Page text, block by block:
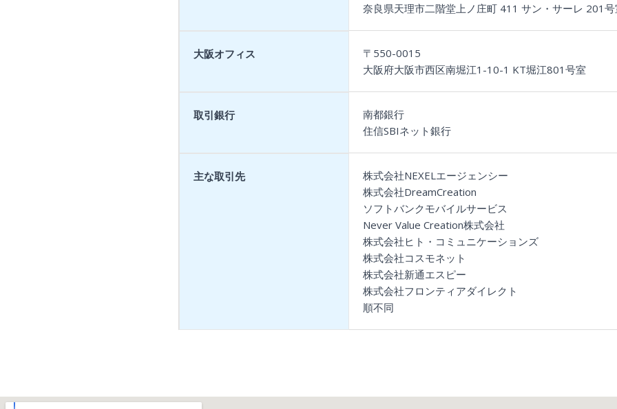
奈良県天理市二階堂上ノ庄町 411 サン・サーレ 201
大阪オフィス
〒550-0015
大阪府大阪市西区南堀江1-10-1 KT堀江801号室
取引銀行
南都銀行
住信SBIネット銀行
主な取引先
株式会社NEXELエージェンシー
株式会社DreamCreation
ソフトバンクモバイルサービス
Never Value Creation株式会社
株式会社ヒト・コミュニケーションズ
株式会社コスモネット
株式会社新通エスピー
株式会社フロンティアダイレクト
順不同